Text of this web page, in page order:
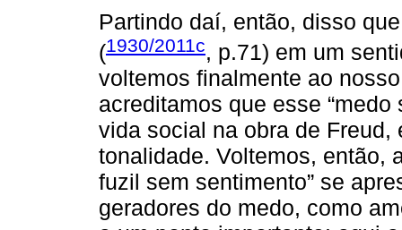
Partindo daí, então, disso
(1930/2011c, p.71) em um
voltemos finalmente ao
acreditamos que esse
vida social na obra de
tonalidade. Voltemos, então,
fuzil sem sentimento” se
geradores do medo, como